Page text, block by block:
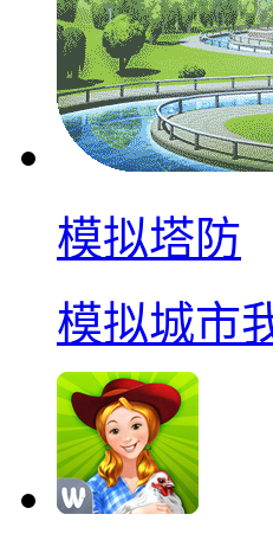
模拟塔防
模拟城市